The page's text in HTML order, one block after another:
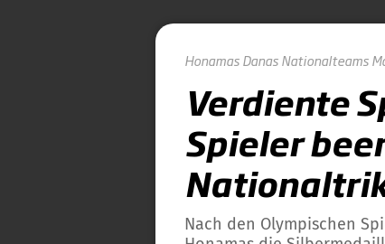
HonamasDanasNationalteams
Verdiente
Spieler
Nach den Olympischen